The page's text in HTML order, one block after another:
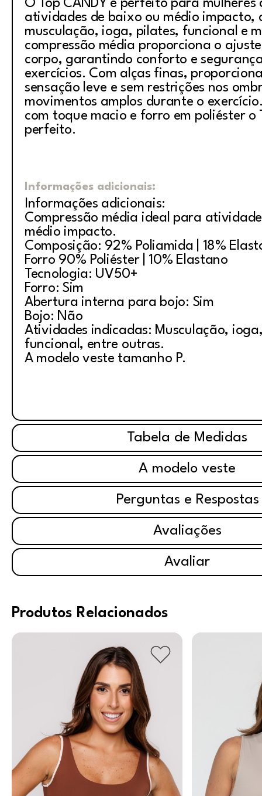
O Top CANDY é perfeito para
atividades de baixo ou médio impacto,
musculação, ioga, pilates, funcional e
compressão média proporciona o
corpo, garantindo conforto e
exercícios. Com alças finas,
sensação leve e sem restrições nos
movimentos amplos durante o
com toque macio e forro em poliéster o
perfeito.
Informações adicionais:
Informações adicionais:
Compressão média ideal para
médio impacto.
Composição: 92% Poliamida | 18%
Forro 90% Poliéster | 10% Elastano
Tecnologia: UV50+
Forro: Sim
Abertura interna para bojo: Sim
Bojo: Não
Atividades indicadas: Musculação,
funcional, entre outras.
A modelo veste tamanho P.
Tabela de Medidas
A modelo veste
Perguntas e Respostas
Avaliações
Avaliar
Produtos Relacionados